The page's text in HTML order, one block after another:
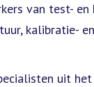
van test-
kalibratie-
uit het